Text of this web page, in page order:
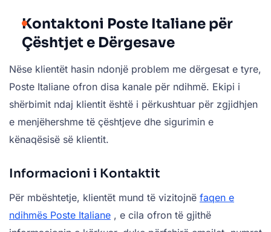
Kontaktoni Poste Italiane për
Çështjet e Dërgesave
Nëse klientët hasin ndonjë problem me dërgesat e tyre,
Poste Italiane ofron disa kanale për ndihmë. Ekipi i
shërbimit ndaj klientit është i përkushtuar për zgjidhjen
e menjëhershme të çështjeve dhe sigurimin e
kënaqësisë së klientit.
Informacioni i Kontaktit
Për mbështetje, klientët mund të vizitojnë faqen e
ndihmës Poste Italiane , e cila ofron të gjithë